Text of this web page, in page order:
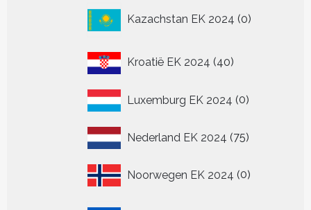
Kazachstan EK 2024 0
producten
Kroatië EK 2024 4040
Luxemburg EK 2024 00
Nederland EK 2024 7575
Noorwegen EK 2024 00